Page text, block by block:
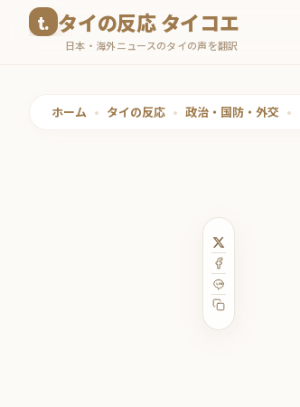
タイの反応 タイコエ
日本・海外ニュースのタイの声を翻訳
ホーム • タイの反応 • 政治・国防・外交 •